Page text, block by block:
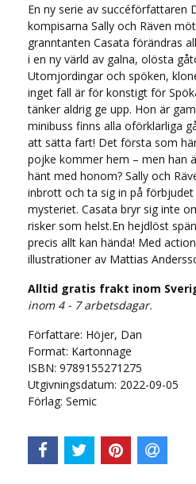
En ny serie av succéförfattaren
kompisarna Sally och Räven
granntanten Casata förändras
i en ny värld av galna, olösta
Utomjordingar och spöken,
inget fall är för konstigt för
tänker aldrig ge upp. Hon är
minibuss finns alla oförklarliga
att sätta fart! Det första som
pojke kommer hem – men han
hänt med honom? Sally och
inbrott och ta sig in på
mysteriet. Casata bryr sig inte
risker som helst.En hejdlöst
precis allt kan hända! Med
illustrationer av Mattias
Alltid gratis frakt inom
inom 4 - 7 arbetsdagar.
Författare: Höjer, Dan
Format: Kartonnage
ISBN: 9789155271275
Utgivningsdatum: 2022-09-05
Förlag: Semic